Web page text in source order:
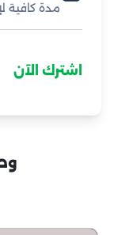
مدة كافية
اشترك الآن